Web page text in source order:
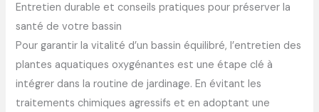
Entretien durable et conseils pratiques pour préserver la
santé de votre bassin
Pour garantir la vitalité d’un bassin équilibré, l’entretien des
plantes aquatiques oxygénantes est une étape clé à
intégrer dans la routine de jardinage. En évitant les
traitements chimiques agressifs et en adoptant une